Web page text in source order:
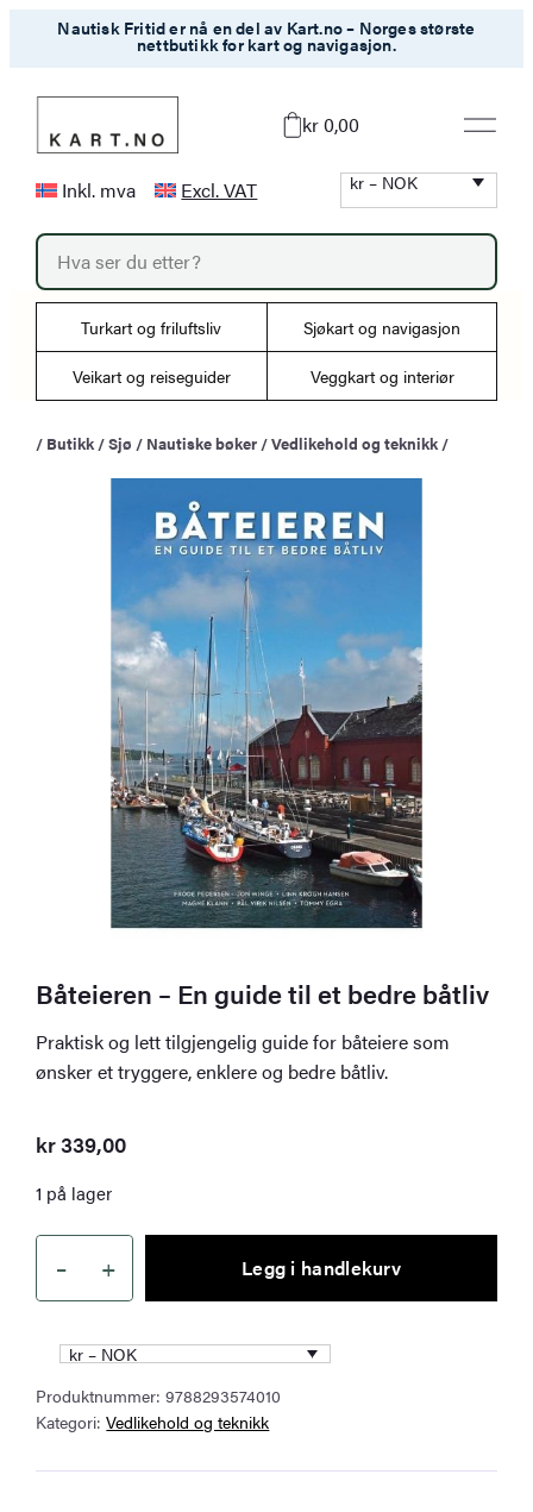
Nautisk Fritid er nå en del av Kart.no – Norges største
nettbutikk for kart og navigasjon.
kr 0,00
Inkl. mva Excl. VAT kr – NOK
P
o
d
t
r
Turkart og friluftsliv Sjøkart og navigasjon
Veikart og reiseguider Veggkart og interiør
/ Butikk /Sjø / Nautiske bøker /Vedlikehold og teknikk /
Båteieren – En guide til et bedre båtliv
Praktisk og lett tilgjengelig guide for båteiere som
ønsker et tryggere, enklere og bedre båtliv.
kr339,00
1 på lager
–
Båteieren
–
guide
til
et
+ Legg i handlekurv
kr – NOK
Produktnummer:9788293574010
Kategori:Vedlikehold og teknikk